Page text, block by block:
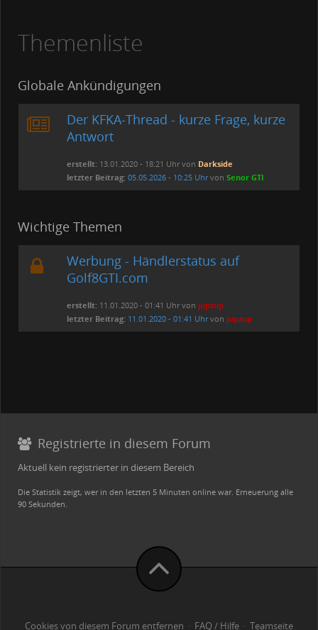
Themenliste
Globale Ankündigungen
Der KFKA-Thread - kurze Frage, kurze
Antwort
erstellt:13.01.2020 - 18:21 Uhr von Darkside
letzter Beitrag: 05.05.2026 - 10:25 Uhrvon Senor GTI
Wichtige Themen
Werbung - Händlerstatus auf
Golf8GTI.com
erstellt:11.01.2020 - 01:41 Uhr von jupzup
letzter Beitrag: 11.01.2020 - 01:41 Uhrvon jupzup
Registrierte in diesem Forum
Aktuell kein registrierter in diesem Bereich
Die Statistik zeigt, wer in den letzten 5 Minuten online war. Erneuerung alle
90 Sekunden.
Cookies von diesem Forum entfernen · FAQ / Hilfe · Teamseite